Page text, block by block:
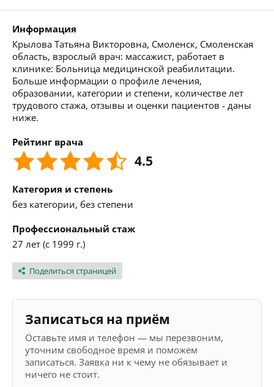
Информация
Крылова Татьяна Викторовна, Смоленск, Смоленская
область, взрослый врач: массажист, работает в
клинике: Больница медицинской реабилитации.
Больше информации о профиле лечения,
образовании, категории и степени, количестве лет
трудового стажа, отзывы и оценки пациентов - даны
ниже.
Рейтинг врача
4.5
Категория и степень
без категории, без степени
Профессиональный стаж
27 лет (с 1999 г.)
Поделиться страницей
Записаться на приём
Оставьте имя и телефон — мы перезвоним,
уточним свободное время и поможем
записаться. Заявка ни к чему не обязывает и
ничего не стоит.